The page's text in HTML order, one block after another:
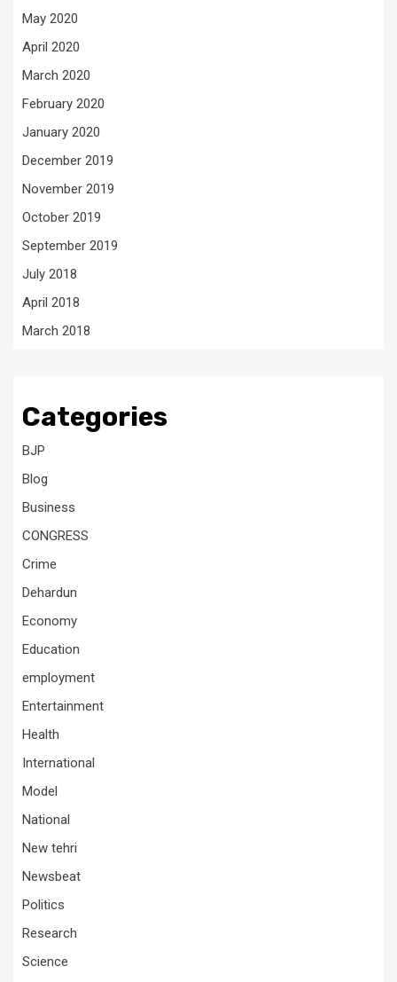
May 2020
April 2020
March 2020
February 2020
January 2020
December 2019
November 2019
October 2019
September 2019
July 2018
April 2018
March 2018
Categories
BJP
Blog
Business
CONGRESS
Crime
Dehardun
Economy
Education
employment
Entertainment
Health
International
Model
National
New tehri
Newsbeat
Politics
Research
Science